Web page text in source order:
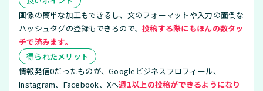
画像の簡単な加工もできるし、文のフォーマットや入力の面倒な
ハッシュタグの登録もできるので、投稿する際にもほんの数タッ
チで済みます。
得られたメリット
情報発信0だったものが、Googleビジネスプロフィール、
Instagram、Facebook、Xへ週1以上の投稿ができるようになり